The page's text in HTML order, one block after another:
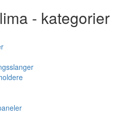
- kategorier